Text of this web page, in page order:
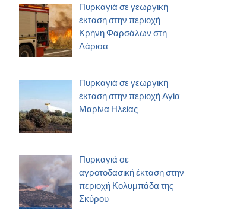
Πυρκαγιά σε γεωργική
έκταση στην περιοχή
Κρήνη Φαρσάλων στη
Λάρισα
Πυρκαγιά σε γεωργική
έκταση στην περιοχή Αγία
Μαρίνα Ηλείας
Πυρκαγιά σε
αγροτοδασική έκταση στην
περιοχή Κολυμπάδα της
Σκύρου